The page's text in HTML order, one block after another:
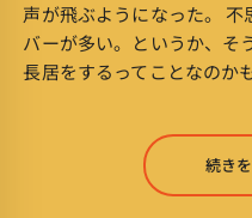
声が飛ぶようになった。
バーが多い。というか、そ
長居をするってことなのか
続き